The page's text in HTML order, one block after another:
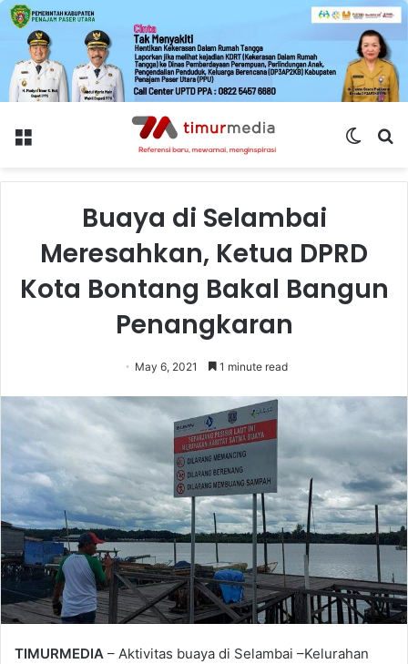
Menu
Switch
Buaya di Selambai
Meresahkan, Ketua DPRD
Kota Bontang Bakal Bangun
Penangkaran
May 6, 2021 1 minute read
TIMURMEDIA – Aktivitas buaya di Selambai –Kelurahan